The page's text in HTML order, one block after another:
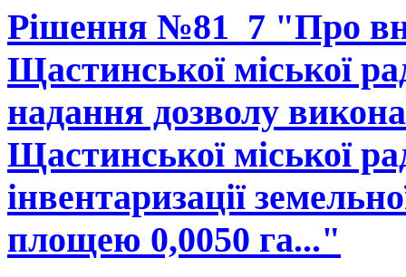
Рішення №81_7 "Про
Щастинської міської
надання дозволу
Щастинської міської
інвентаризації
площею 0,0050 га..."